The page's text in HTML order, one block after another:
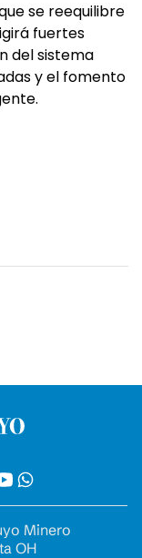
se reequilibre
fuertes
del sistema
y el fomento
Minero
OH